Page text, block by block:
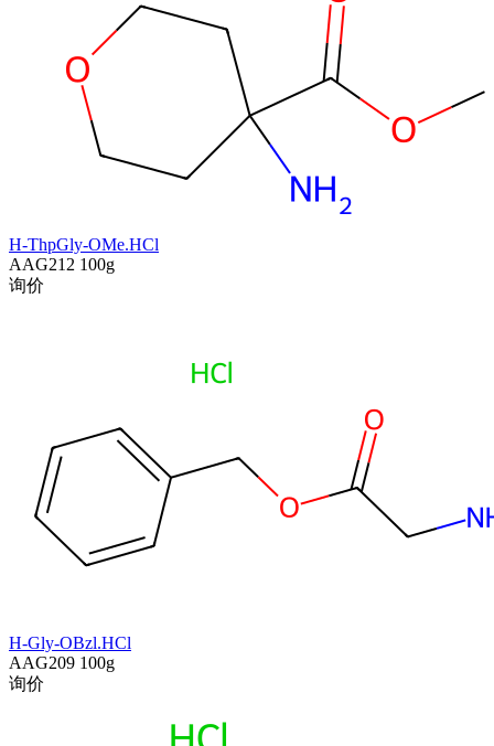
H-ThpGly-OMe.HCl
AAG212 100g
询价
H-Gly-OBzl.HCl
AAG209 100g
询价